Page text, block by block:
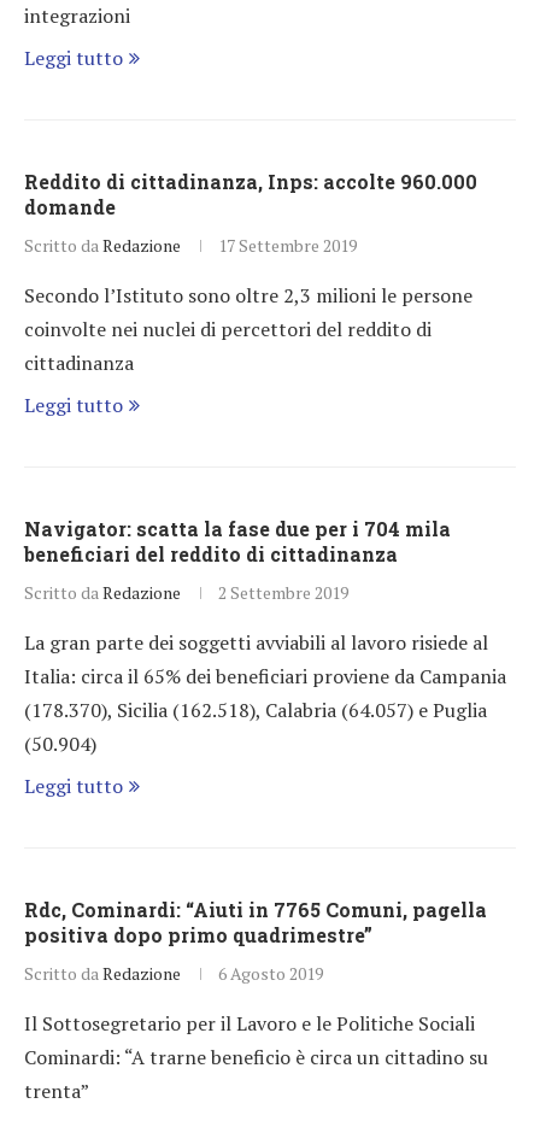
integrazioni
Leggi tutto
Reddito di cittadinanza, Inps: accolte 960.000
domande
Scritto da Redazione 17 Settembre 2019
Secondo l’Istituto sono oltre 2,3 milioni le persone
coinvolte nei nuclei di percettori del reddito di
cittadinanza
Leggi tutto
Navigator: scatta la fase due per i 704 mila
beneficiari del reddito di cittadinanza
Scritto da Redazione 2 Settembre 2019
La gran parte dei soggetti avviabili al lavoro risiede al
Italia: circa il 65% dei beneficiari proviene da Campania
(178.370), Sicilia (162.518), Calabria (64.057) e Puglia
(50.904)
Leggi tutto
Rdc, Cominardi: “Aiuti in 7765 Comuni, pagella
positiva dopo primo quadrimestre”
Scritto da Redazione 6 Agosto 2019
Il Sottosegretario per il Lavoro e le Politiche Sociali
Cominardi: “A trarne beneficio è circa un cittadino su
trenta”